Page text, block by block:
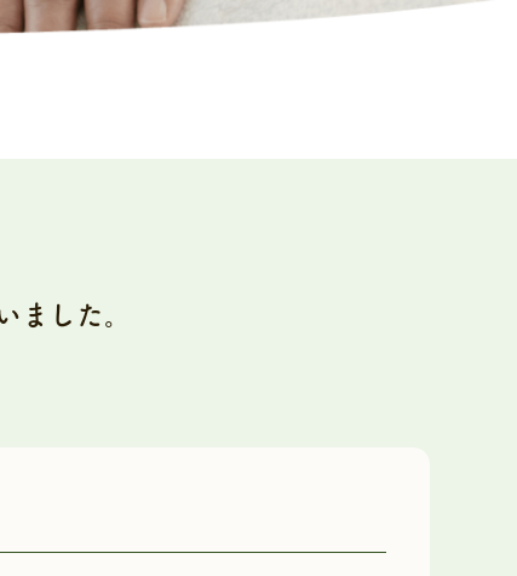
した。